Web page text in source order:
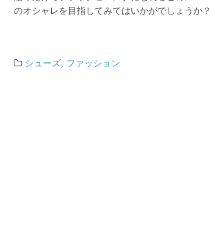
のオシャレを目指してみてはいかがでしょうか？
シューズ ファッション